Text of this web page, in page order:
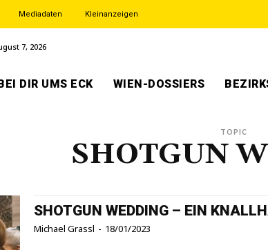
Mediadaten Kleinanzeigen
7, 2026
DIR UMS ECK WIEN-DOSSIERS
TOPIC
SHOTGUN
SHOTGUN WEDDING – EIN
Michael Grassl - 18/01/2023